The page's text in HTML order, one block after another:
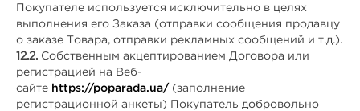
Покупателе используется исключительно в целях
выполнения его Заказа (отправки сообщения продавцу
о заказе Товара, отправки рекламных сообщений и т.д.).
12.2. Собственным акцептированием Договора или
регистрацией на Веб-
сайте https://poparada.ua/(заполнение
регистрационной анкеты) Покупатель добровольно